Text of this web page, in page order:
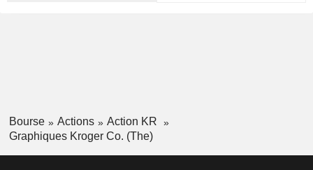
Bourse Actions
Action KR
Graphiques Kroger Co. (The)